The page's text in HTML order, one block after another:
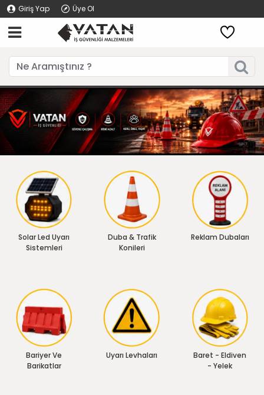
Giriş Yap Üye Ol
Solar Led Uyarı
Sistemleri
Duba & Trafik
Konileri
Reklam Dubaları
Bariyer Ve
Barikatlar
Uyarı Levhaları
Baret - Eldiven
- Yelek